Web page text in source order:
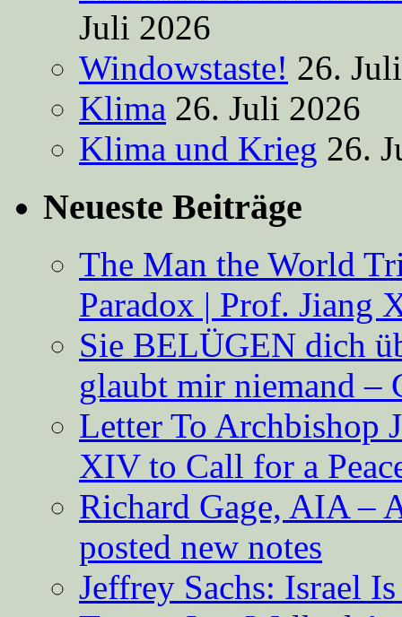
Juli 2026
Windowstaste! 26.
Klima 26. Juli 2026
Klima und Krieg 26.
Neueste Beiträge
The Man the World
Paradox | Prof. Jiang
Sie BELÜGEN dich
glaubt mir niemand –
Letter To Archbishop
XIV to Call for a
Richard Gage, AIA –
posted new notes
Jeffrey Sachs: Israel